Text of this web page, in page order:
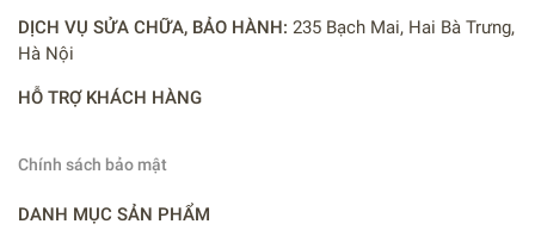
DỊCH VỤ SỬA CHỮA, BẢO HÀNH: 235 Bạch Mai, Hai Bà Trưng,
Hà Nội
HỖ TRỢ KHÁCH HÀNG
Chính sách bảo mật
DANH MỤC SẢN PHẨM